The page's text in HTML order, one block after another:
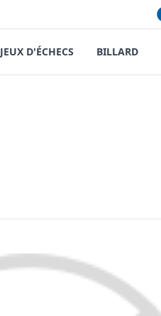
JEUX D'ÉCHECS BILLARD